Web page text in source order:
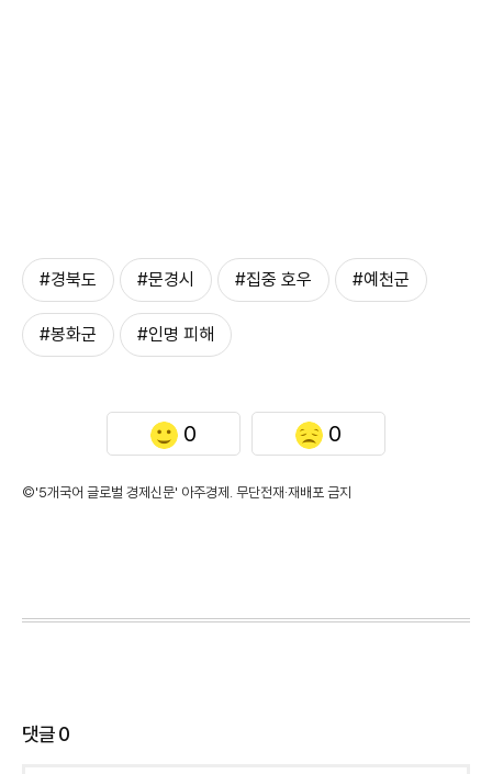
#경북도 #문경시 #집중 호우 #예천군
#봉화군 #인명 피해
0 0
©'5개국어 글로벌 경제신문' 아주경제. 무단전재·재배포 금지
댓글0